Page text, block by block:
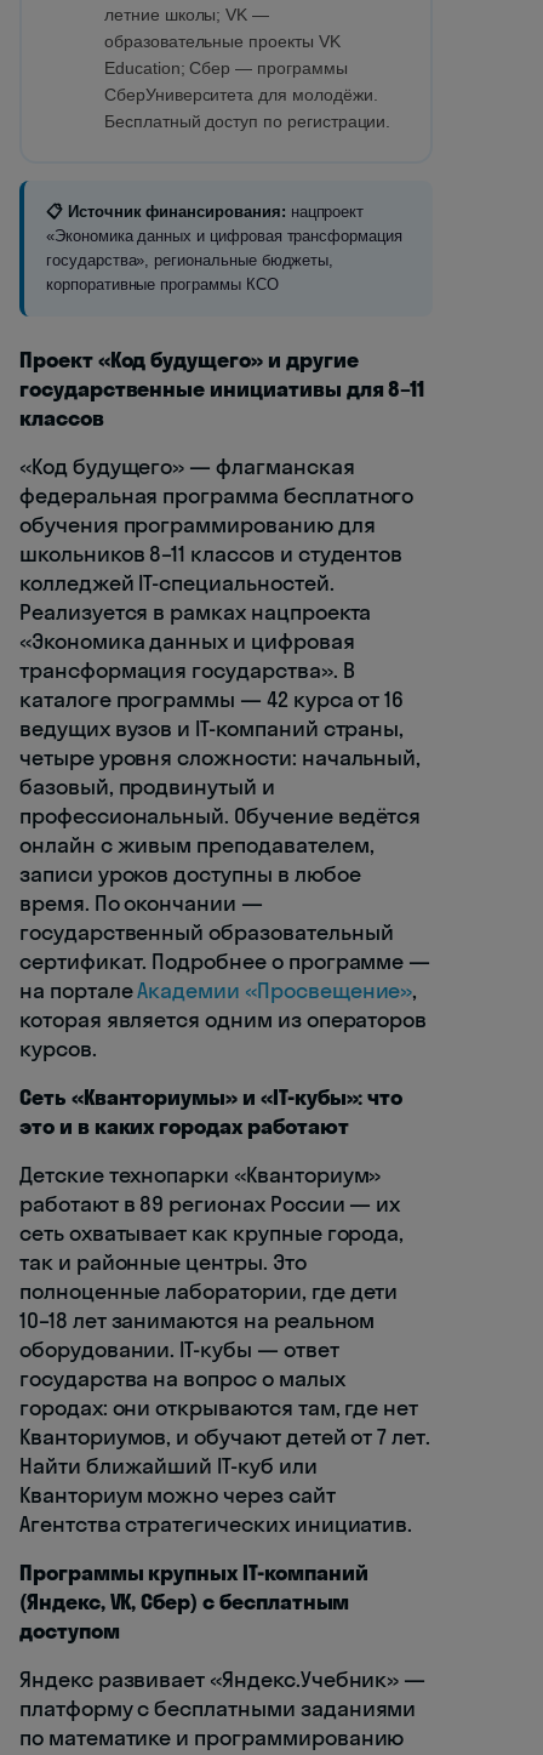
летние школы; VK —
образовательные проекты VK
Education; Сбер — программы
СберУниверситета для молодёжи.
Бесплатный доступ по регистрации.
📋 Источник финансирования: нацпроект
«Экономика данных и цифровая трансформация
государства», региональные бюджеты,
корпоративные программы КСО
Проект «Код будущего» и другие
государственные инициативы для 8–11
классов
«Код будущего» — флагманская
федеральная программа бесплатного
обучения программированию для
школьников 8–11 классов и студентов
колледжей IT-специальностей.
Реализуется в рамках нацпроекта
«Экономика данных и цифровая
трансформация государства». В
каталоге программы — 42 курса от 16
ведущих вузов и IT-компаний страны,
четыре уровня сложности: начальный,
базовый, продвинутый и
профессиональный. Обучение ведётся
онлайн с живым преподавателем,
записи уроков доступны в любое
время. По окончании —
государственный образовательный
сертификат. Подробнее о программе —
на порталеАкадемии «Просвещение»,
которая является одним из операторов
курсов.
Сеть «Кванториумы» и «IT-кубы»: что
это и в каких городах работают
Детские технопарки «Кванториум»
работают в 89 регионах России — их
сеть охватывает как крупные города,
так и районные центры. Это
полноценные лаборатории, где дети
10–18 лет занимаются на реальном
оборудовании. IT-кубы — ответ
государства на вопрос о малых
городах: они открываются там, где нет
Кванториумов, и обучают детей от 7 лет.
Найти ближайший IT-куб или
Кванториум можно через сайт
Агентства стратегических инициатив.
Программы крупных IT-компаний
(Яндекс, VK, Сбер) с бесплатным
доступом
Яндекс развивает «Яндекс.Учебник» —
платформу с бесплатными заданиями
по математике и программированию